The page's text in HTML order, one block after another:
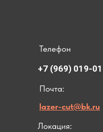
Почта:
lazer-cut@bk.ru
Телефон
+7 (969) 019-
Локация: